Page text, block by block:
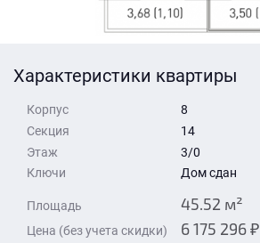
Характеристики квартиры
Корпус
8
Секция
14
Этаж
3/0
Ключи
Дом сдан
Площадь 45.52 м²
Цена (без учета скидки) 6 175 296 ₽
Отправить
Отправить